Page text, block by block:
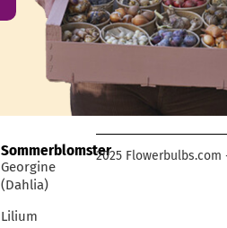
Sommerblomster
Georgine
(Dahlia)
Lilium
2025